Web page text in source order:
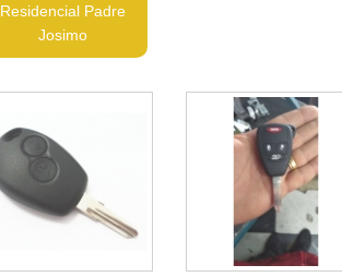
Residencial Padre
Josimo